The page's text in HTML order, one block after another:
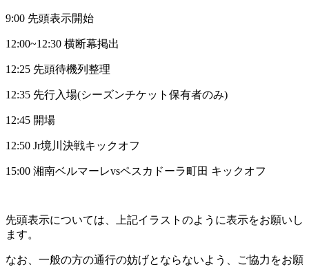
9:00 先頭表示開始
12:00~12:30 横断幕掲出
12:25 先頭待機列整理
12:35 先行入場(シーズンチケット保有者のみ)
12:45 開場
12:50 Jr境川決戦キックオフ
15:00 湘南ベルマーレvsペスカドーラ町田 キックオフ
先頭表示については、上記イラストのように表示をお願いし
ます。
なお、一般の方の通行の妨げとならないよう、ご協力をお願